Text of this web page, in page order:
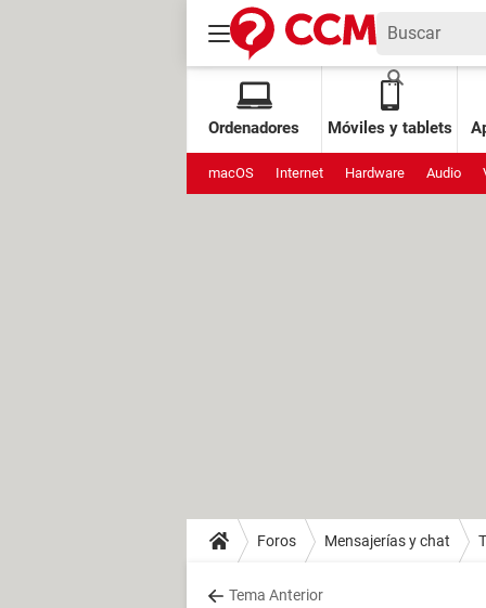
Ordenadores Móviles y tablets
macOS Internet Hardware Audio
Foros Mensajerías y chat
Tema Anterior